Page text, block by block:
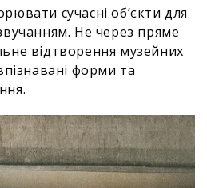
сучасні об’єкти для
Не через пряме
відтворення музейних
форми та